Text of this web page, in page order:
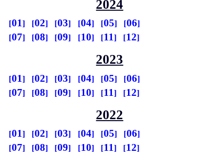
2024
01 02 03 04 05
06
07
08 09 10 11 12
2023
01 02 03 04 05
06
07
08 09 10 11 12
2022
01 02 03 04 05
06
07
08 09 10 11 12